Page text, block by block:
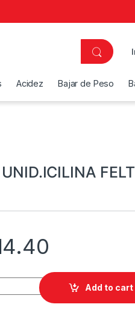
Acidez Bajar de Peso
FELTRE0MG X UNID.
Add to cart